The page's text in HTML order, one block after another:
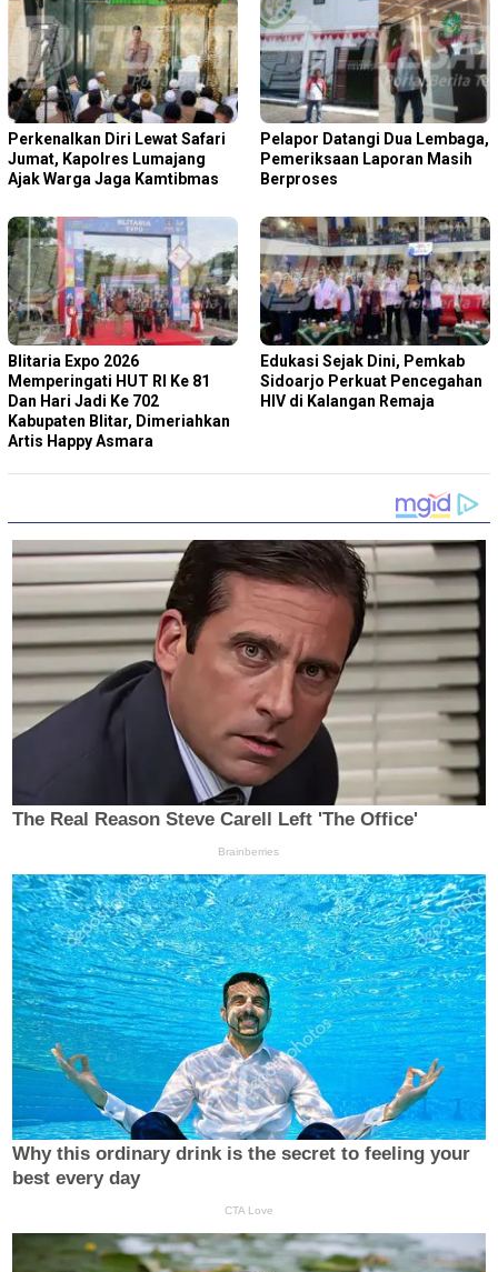
Perkenalkan Diri Lewat Safari
Jumat, Kapolres Lumajang
Ajak Warga Jaga Kamtibmas
Pelapor Datangi Dua Lembaga,
Pemeriksaan Laporan Masih
Berproses
Blitaria Expo 2026
Memperingati HUT RI Ke 81
Dan Hari Jadi Ke 702
Kabupaten Blitar, Dimeriahkan
Artis Happy Asmara
Edukasi Sejak Dini, Pemkab
Sidoarjo Perkuat Pencegahan
HIV di Kalangan Remaja